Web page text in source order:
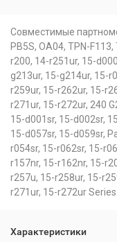
Совместимые
PB5S, OA04, TPN-
r200, 14-r251ur, 15-
g213ur, 15-g214ur, 15-
r259ur, 15-r262ur, 15-
r271ur, 15-r272ur, 240
15-d001sr, 15-d002sr,
15-d057sr, 15-d059sr,
r054sr, 15-r062sr, 15-
r157nr, 15-r162nr, 15-
r257u, 15-r258ur, 15-
r271ur, 15-r272ur Series.
Характеристики